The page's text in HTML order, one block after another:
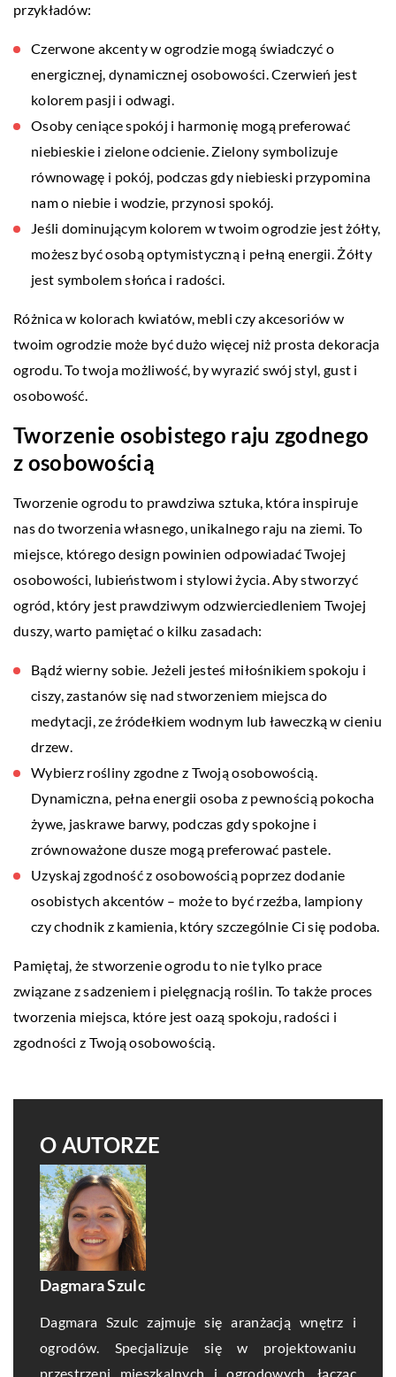
przykładów:
Czerwone akcenty w ogrodzie mogą świadczyć o
energicznej, dynamicznej osobowości. Czerwień jest
kolorem pasji i odwagi.
Osoby ceniące spokój i harmonię mogą preferować
niebieskie i zielone odcienie. Zielony symbolizuje
równowagę i pokój, podczas gdy niebieski przypomina
nam o niebie i wodzie, przynosi spokój.
Jeśli dominującym kolorem w twoim ogrodzie jest żółty,
możesz być osobą optymistyczną i pełną energii. Żółty
jest symbolem słońca i radości.
Różnica w kolorach kwiatów, mebli czy akcesoriów w
twoim ogrodzie może być dużo więcej niż prosta dekoracja
ogrodu. To twoja możliwość, by wyrazić swój styl, gust i
osobowość.
Tworzenie osobistego raju zgodnego
z osobowością
Tworzenie ogrodu to prawdziwa sztuka, która inspiruje
nas do tworzenia własnego, unikalnego raju na ziemi. To
miejsce, którego design powinien odpowiadać Twojej
osobowości, lubieństwom i stylowi życia. Aby stworzyć
ogród, który jest prawdziwym odzwierciedleniem Twojej
duszy, warto pamiętać o kilku zasadach:
Bądź wierny sobie. Jeżeli jesteś miłośnikiem spokoju i
ciszy, zastanów się nad stworzeniem miejsca do
medytacji, ze źródełkiem wodnym lub ławeczką w cieniu
drzew.
Wybierz rośliny zgodne z Twoją osobowością.
Dynamiczna, pełna energii osoba z pewnością pokocha
żywe, jaskrawe barwy, podczas gdy spokojne i
zrównoważone dusze mogą preferować pastele.
Uzyskaj zgodność z osobowością poprzez dodanie
osobistych akcentów – może to być rzeźba, lampiony
czy chodnik z kamienia, który szczególnie Ci się podoba.
Pamiętaj, że stworzenie ogrodu to nie tylko prace
związane z sadzeniem i pielęgnacją roślin. To także proces
tworzenia miejsca, które jest oazą spokoju, radości i
zgodności z Twoją osobowością.
O AUTORZE
Dagmara Szulc
Dagmara Szulc zajmuje się aranżacją wnętrz i
ogrodów. Specjalizuje się w projektowaniu
przestrzeni mieszkalnych i ogrodowych, łącząc